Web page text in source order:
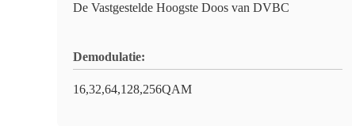
De Vastgestelde Hoogste Doos van DVBC
Demodulatie:
16,32,64,128,256QAM